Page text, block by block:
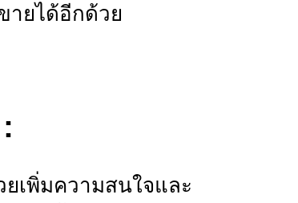
ายได้อีกด้วย
เพิ่มความสนใจและ